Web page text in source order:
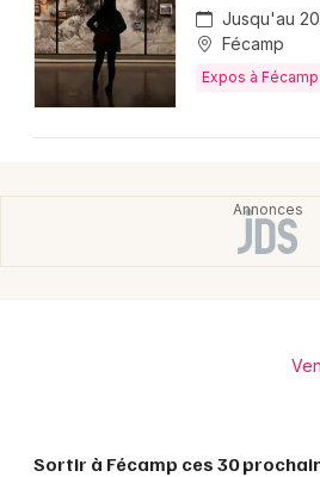
Jusqu'au
Fécamp
Expos à Fécamp
Sortir à Fécamp ces 30